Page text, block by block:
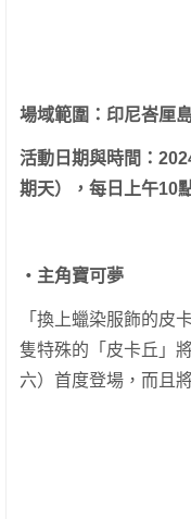
場域範圍：印尼峇厘
活動日期與時間：
期天），每日上午10
‧主角寶可夢
「換上蠟染服飾的皮
隻特殊的「皮卡丘」
六）首度登場，而且